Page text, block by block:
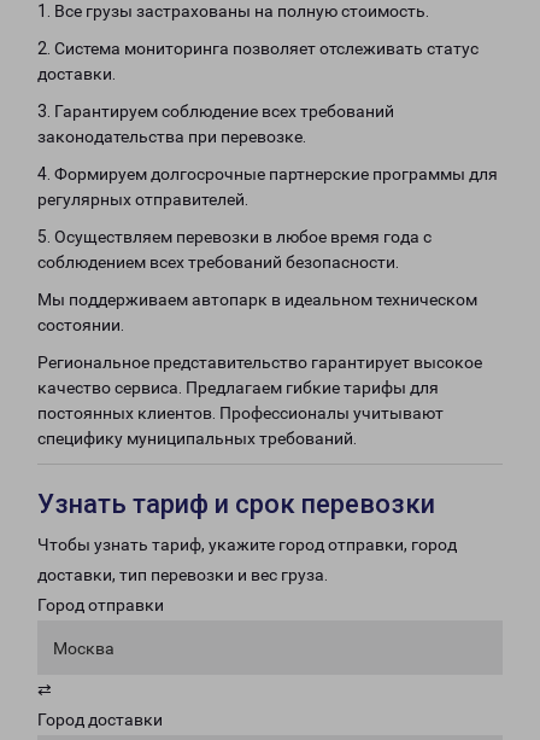
1. Все грузы застрахованы на полную стоимость.
2. Система мониторинга позволяет отслеживать статус
доставки.
3. Гарантируем соблюдение всех требований
законодательства при перевозке.
4. Формируем долгосрочные партнерские программы для
регулярных отправителей.
5. Осуществляем перевозки в любое время года с
соблюдением всех требований безопасности.
Мы поддерживаем автопарк в идеальном техническом
состоянии.
Региональное представительство гарантирует высокое
качество сервиса. Предлагаем гибкие тарифы для
постоянных клиентов. Профессионалы учитывают
специфику муниципальных требований.
Узнать тариф и срок перевозки
Чтобы узнать тариф, укажите город отправки, город
доставки, тип перевозки и вес груза.
Город отправки
Москва
⇄
Город доставки